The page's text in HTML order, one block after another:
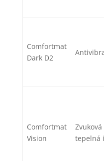
Comfortmat
Dark D2
Comfortmat
Vision
Zvuková
tepelná